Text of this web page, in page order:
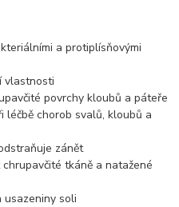
a protiplísňovými
vlastnosti
povrchy kloubů a páteře
léčbě chorob svalů, kloubů a
zánět
tkáně a natažené
usazeniny soli